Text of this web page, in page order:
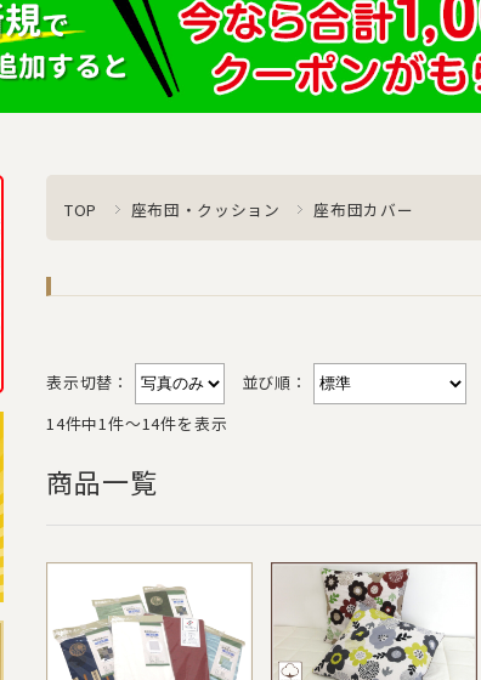
TOP 座布団・クッション 座布団カバー
表示切替： 並び順：
14件中1件〜14件を表示
商品一覧